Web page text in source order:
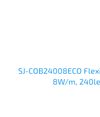
SJ-COB24008ECO
8W/m,